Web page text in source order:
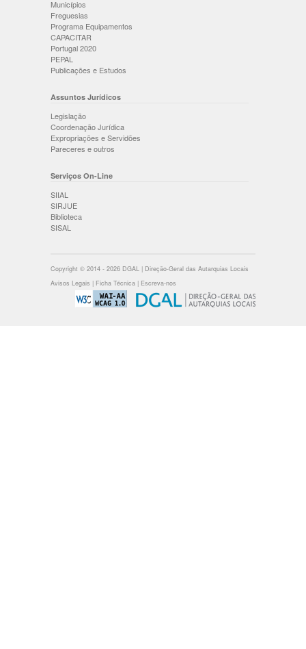
Municípios
Freguesias
Programa Equipamentos
CAPACITAR
Portugal 2020
PEPAL
Publicações e Estudos
Assuntos Jurídicos
Legislação
Coordenação Jurídica
Expropriações e Servidões
Pareceres e outros
Serviços On-Line
SIIAL
SIRJUE
Biblioteca
SISAL
Copyright © 2014 - 2026 DGAL | Direção-Geral das Autarquias Locais
Avisos Legais | Ficha Técnica | Escreva-nos